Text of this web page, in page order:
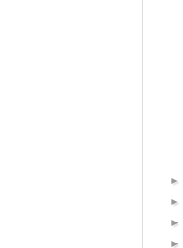
►
►
►
►